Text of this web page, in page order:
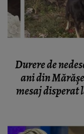
Durere de
ani din
mesaj disperat